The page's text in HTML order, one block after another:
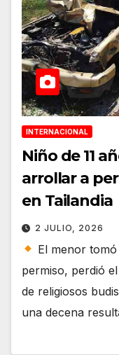
INTERNACIONAL
Niño de 11
arrollar a
en Tailandia
2 JULIO, 2026
El menor
permiso, perdió
de religiosos
una decena